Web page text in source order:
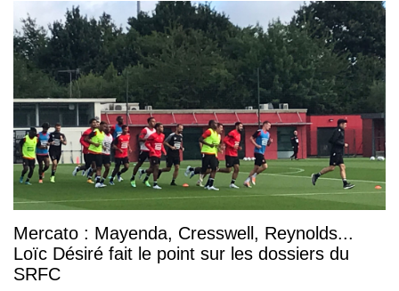
Mercato : Mayenda, Cresswell, Reynolds...
Loïc Désiré fait le point sur les dossiers du
SRFC